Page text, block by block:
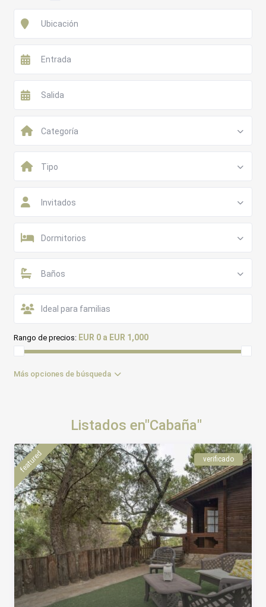
Categoría
Tipo
Invitados
Dormitorios
Baños
Rango de precios: EUR 0 a EUR 1,000
Más opciones de búsqueda
Listados en"Cabaña"
featured verificado